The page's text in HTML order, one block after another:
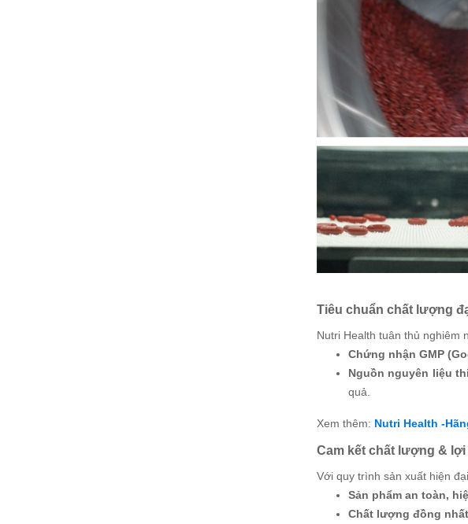
Tiêu chuẩn chất lượng
Nutri Health tuân thủ nghiêm
Chứng nhận GMP
Nguồn nguyên liệu
quả.
Xem thêm: Nutri Health -
Cam kết chất lượng &
Với quy trình sản xuất hiện
Sản phẩm an toàn,
Chất lượng đồng nhất